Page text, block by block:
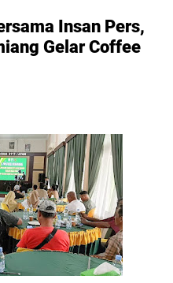
Insan Pers,
Gelar Coffee